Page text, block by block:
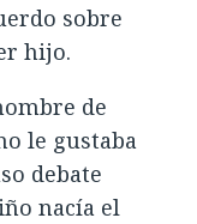
sobre
hijo.
de
le gustaba
debate
nacía el